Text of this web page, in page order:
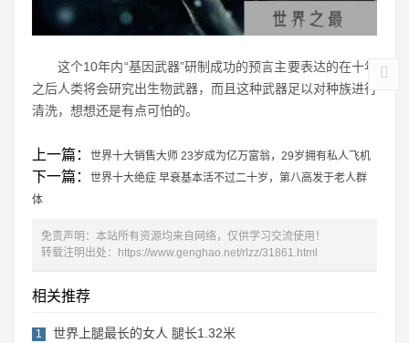
这个10年内“基因武器”研制成功的预言主要表达的在十年
之后人类将会研究出生物武器，而且这种武器足以对种族进行
清洗，想想还是有点可怕的。
上一篇： 世界十大销售大师 23岁成为亿万富翁，29岁拥有私人飞机
下一篇：
世界十大绝症 早衰基本活不过二十岁，第八高发于老人群
体
免责声明：本站所有资源均来自网络，仅供学习交流使用！
转载注明出处：
https://www.genghao.net/rlzz/31861.html
相关推荐
1 世界上腿最长的女人 腿长1.32米